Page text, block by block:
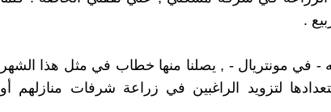
.
- في مونتريال - , يصلنا منها خطاب في مثل هذا الشهر
لتزويد الراغبين في زراعة شرفات منازلهم أو